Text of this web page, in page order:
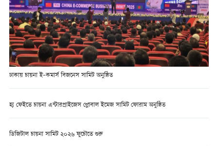
ঢাকায় চায়না ই–কমার্স বিজনেস সামিট অনুষ্ঠিত
হ্য ফেইতে চায়না এন্টারপ্রাইজেস গ্লোবাল ইমেজ সামিট ফোরাম অনুষ্ঠিত
ডিজিটাল চায়না সামিট ২০২৬ ফুচৌতে শুরু